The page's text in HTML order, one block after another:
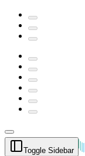
Toggle Sidebar